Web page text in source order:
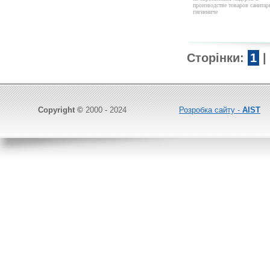
производстве товаров
гигиениче
Сторінки: 1
Copyright © 2000 - 2024 Розробка сайту - AIST